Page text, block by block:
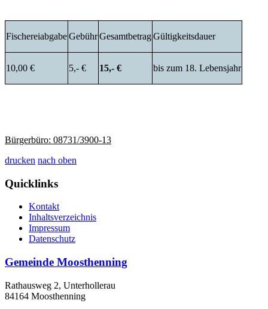
FischereiabgabeGebührGesamtbetragGültigkeitsdauer
10,00 € 5,- € 15,- € bis zum 18. Lebensjahr
Bürgerbüro: 08731/3900-13
drucken nach oben
Quicklinks
Kontakt
Inhaltsverzeichnis
Impressum
Datenschutz
Gemeinde Moosthenning
Rathausweg 2, Unterhollerau
84164 Moosthenning